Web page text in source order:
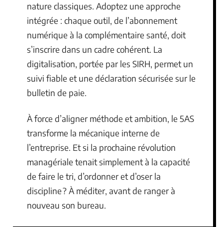
nature classiques. Adoptez une approche
intégrée : chaque outil, de l’abonnement
numérique à la complémentaire santé, doit
s’inscrire dans un cadre cohérent. La
digitalisation, portée par les SIRH, permet un
suivi fiable et une déclaration sécurisée sur le
bulletin de paie.
À force d’aligner méthode et ambition, le 5AS
transforme la mécanique interne de
l’entreprise. Et si la prochaine révolution
managériale tenait simplement à la capacité
de faire le tri, d’ordonner et d’oser la
discipline ? À méditer, avant de ranger à
nouveau son bureau.